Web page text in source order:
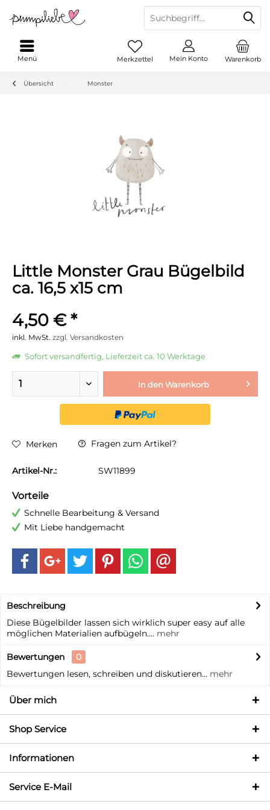
Warenkorb
Merkzettel Mein Konto
Menü
Übersicht Monster
Little Monster Grau Bügelbild
ca. 16,5 x15 cm
4,50 € *
inkl. MwSt. zzgl. Versandkosten
Sofort versandfertig, Lieferzeit ca. 10 Werktage
In den Warenkorb
Merken Fragen zum Artikel?
Artikel-Nr.: SW11899
Vorteile
Schnelle Bearbeitung & Versand
Mit Liebe handgemacht
Beschreibung
Diese Bügelbilder lassen sich wirklich super easy auf alle
möglichen Materialien aufbügeln.... mehr
Bewertungen
0
Bewertungen lesen, schreiben und diskutieren... mehr
Über mich
Shop Service
Informationen
Service E-Mail